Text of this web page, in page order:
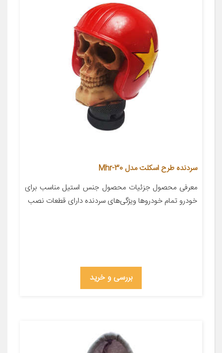
سردنده طرح اسکلت مدل Mhr-30
معرفی محصول جزئیات محصول جنس استیل مناسب برای
خودرو تمام خودروها ویژگی‌های سردنده دارای قطعات نصب
بررسی و خرید